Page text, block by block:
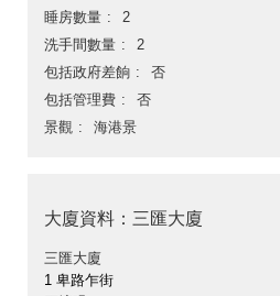
睡房數量
2
洗手間數量
2
包括政府差餉
否
包括管理費
否
景觀
海港景
大廈資料：三匯大廈
三匯大廈
1 卑路乍街